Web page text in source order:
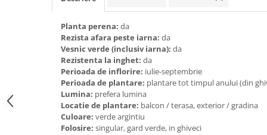
Planta perena: da
Rezista afara peste iarna: da
Vesnic verde (inclusiv iarna): da
Rezistenta la inghet: da
Perioada de inflorire: iulie-septembrie
Perioada de plantare: plantare tot timpul anului (din
Lumina: prefera lumina
Locatie de plantare: balcon / terasa, exterior / gradina
Culoare: verde argintiu
Folosire: singular, gard verde, in ghiveci